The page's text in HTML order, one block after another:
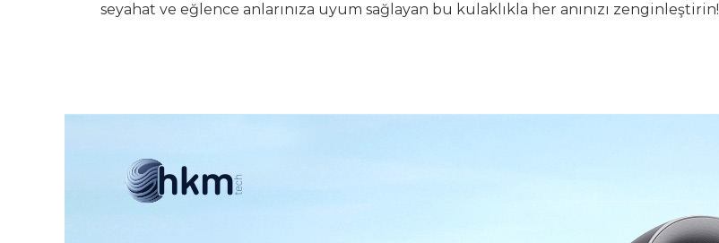
seyahat ve eğlence anlarınıza uyum sağlayan bu kulaklıkla her anınızı zenginleştirin!